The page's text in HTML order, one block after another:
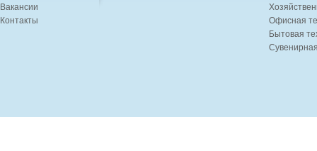
Вакансии
Контакты
Офисная
Бытовая